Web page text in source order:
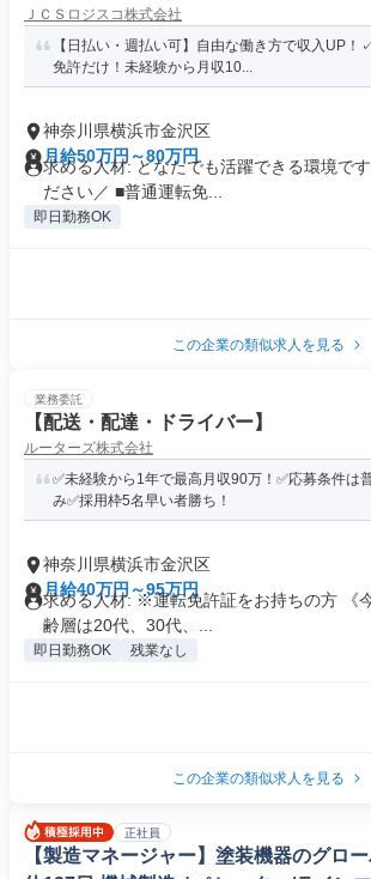
ＪＣＳロジスコ株式会社
【日払い・週払い可】自由な働き方で収入UP！
免許だけ！未経験から月収10...
神奈川県横浜市金沢区
月給50万円～80万円
求める人材: どなたでも活躍できる環境で
ださい／ ■普通運転免...
即日勤務OK
この企業の類似求人を見る
業務委託
【配送・配達・ドライバー】
ルーターズ株式会社
✅未経験から1年で最高月収90万！✅応募条件は
み✅採用枠5名早い者勝ち！
神奈川県横浜市金沢区
月給40万円～95万円
求める人材: ※運転免許証をお持ちの方 《
齢層は20代、30代、...
即日勤務OK 残業なし
この企業の類似求人を見る
正社員
【製造マネージャー】塗装機器のグロ